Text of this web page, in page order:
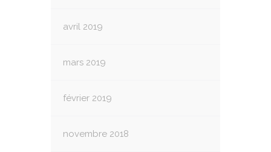
avril 2019
mars 2019
février 2019
novembre 2018